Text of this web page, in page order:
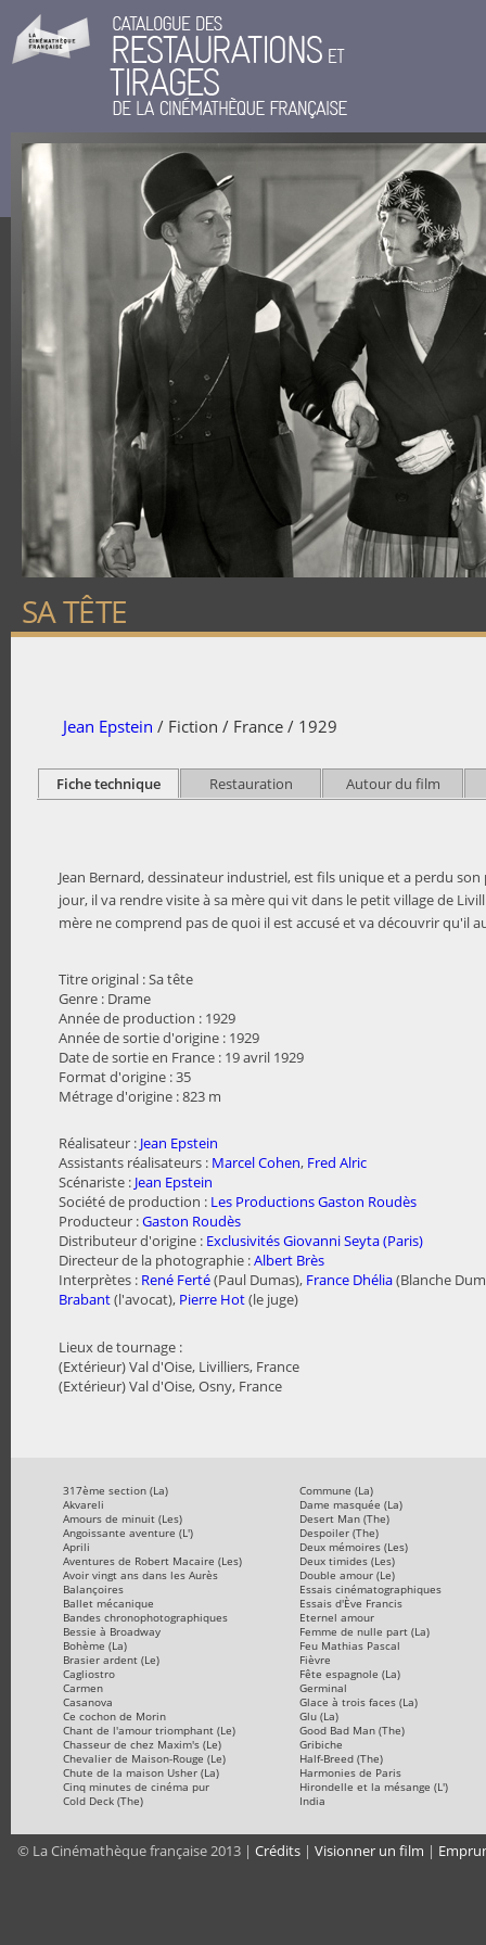
SA TÊTE
Jean Epstein / Fiction / France / 1929
Fiche technique Restauration Autour du film
Jean Bernard, dessinateur industriel, est fils unique et a perdu
jour, il va rendre visite à sa mère qui vit dans le petit village de
mère ne comprend pas de quoi il est accusé et va découvrir qu'il
Titre original : Sa tête
Genre : Drame
Année de production : 1929
Année de sortie d'origine : 1929
Date de sortie en France : 19 avril 1929
Format d'origine : 35
Métrage d'origine : 823 m
Réalisateur : Jean Epstein
Assistants réalisateurs : Marcel Cohen, Fred Alric
Scénariste : Jean Epstein
Société de production : Les Productions Gaston Roudès
Producteur :Gaston Roudès
Distributeur d'origine : Exclusivités Giovanni Seyta (Paris)
Directeur de la photographie :Albert Brès
Interprètes : René Ferté(Paul Dumas), France Dhélia(Blanche
Brabant(l'avocat), Pierre Hot(le juge)
Lieux de tournage :
(Extérieur) Val d'Oise, Livilliers, France
(Extérieur) Val d'Oise, Osny, France
317ème section (La)
Akvareli
Amours de minuit (Les)
Angoissante aventure (L')
Aprili
Aventures de Robert Macaire (Les)
Avoir vingt ans dans les Aurès
Balançoires
Ballet mécanique
Bandes chronophotographiques
Bessie à Broadway
Bohème (La)
Brasier ardent (Le)
Cagliostro
Carmen
Casanova
Ce cochon de Morin
Chant de l'amour triomphant (Le)
Chasseur de chez Maxim's (Le)
Chevalier de Maison-Rouge (Le)
Chute de la maison Usher (La)
Cinq minutes de cinéma pur
Cold Deck (The)
Commune (La)
Dame masquée (La)
Desert Man (The)
Despoiler (The)
Deux mémoires (Les)
Deux timides (Les)
Double amour (Le)
Essais cinématographiques
Essais d'Ève Francis
Eternel amour
Femme de nulle part (La)
Feu Mathias Pascal
Fièvre
Fête espagnole (La)
Germinal
Glace à trois faces (La)
Glu (La)
Good Bad Man (The)
Gribiche
Half-Breed (The)
Harmonies de Paris
Hirondelle et la mésange (L')
India
© La Cinémathèque française 2013 |Crédits |Visionner un film |